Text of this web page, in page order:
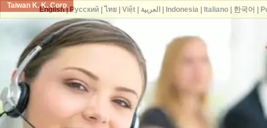
Taiwan K. K. Corp.
English| Русский| ไทย| Việt| العربية Indonesia| Italiano| 한국어